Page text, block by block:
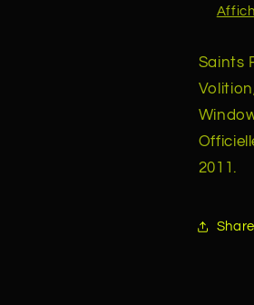
Saints
2011.
Share